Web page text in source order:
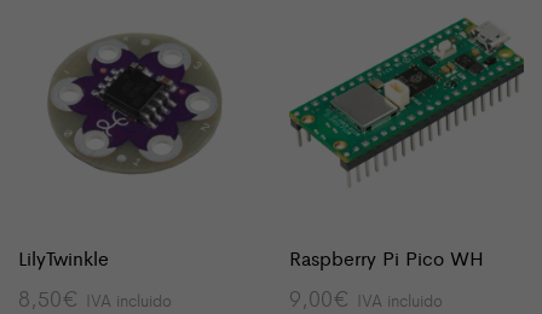
8,80€
LilyTwinkle
8,50€ IVA incluido
Raspberry Pi Pico WH
9,00€ IVA incluido